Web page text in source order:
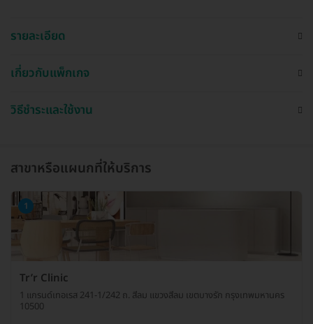
รายละเอียด
เกี่ยวกับแพ็กเกจ
วิธีชำระและใช้งาน
สาขาหรือแผนกที่ให้บริการ
1
Tr’r Clinic
1 แกรนด์เทอเรส 241-1/242 ถ. สีลม แขวงสีลม เขตบางรัก กรุงเทพมหานคร
10500